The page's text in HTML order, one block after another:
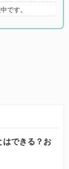
です。
はできる？お